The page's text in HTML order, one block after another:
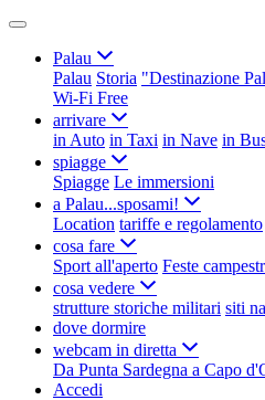
Palau
Palau Storia "Destinazione
Wi-Fi Free
arrivare
in Auto in Taxi in Nave in
spiagge
Spiagge Le immersioni
a Palau...sposami!
Location tariffe e regolamento
cosa fare
Sport all'aperto Feste
cosa vedere
strutture storiche militari siti
dove dormire
webcam in diretta
Da Punta Sardegna a Capo
Accedi